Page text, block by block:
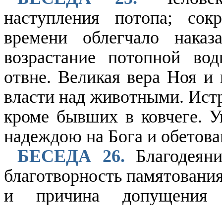
наступления потопа;
времени облегчало
возрастание потопной
отвне. Великая вера Ноя и
власти над животными.
кроме бывших в ковчеге.
надеждою на Бога и
БЕСЕДА 26.
благотворность
и причина допущения